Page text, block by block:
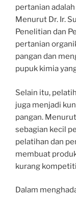
pertanian
Menurut Dr. Ir.
Penelitian dan
pertanian
pangan dan
pupuk kimia
Selain itu,
juga menjadi
pangan.
sebagian kecil
pelatihan dan
membuat
kurang
Dalam